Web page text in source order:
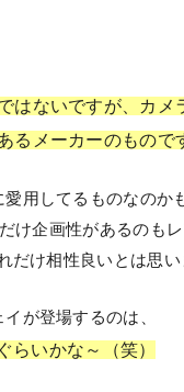
はないですが、カメ
るメーカーのもので
用してるものなのか
け企画性があるのもレ
だけ相性良いとは思い
が登場するのは、
らいかな～（笑）